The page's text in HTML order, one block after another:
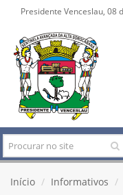
Presidente Venceslau, 08
Início Informativos